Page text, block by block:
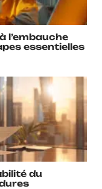
l’embauche
essentielles
du